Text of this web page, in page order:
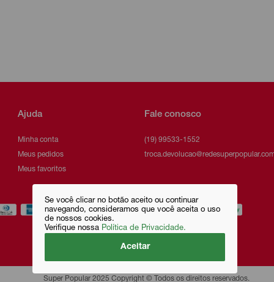
Se você clicar no botão aceito ou continuar
navegando, consideramos que você aceita o uso
de nossos cookies.
Verifique nossa Política de Privacidade.
Aceitar
Ajuda
Minha conta
Meus pedidos
Meus favoritos
Fale conosco
(19) 99533-1552
Super Popular 2025 Copyright © Todos os direitos reservados.